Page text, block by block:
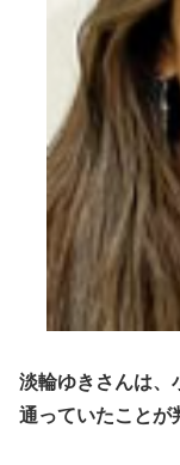
淡輪ゆきさんは、
通っていたことが